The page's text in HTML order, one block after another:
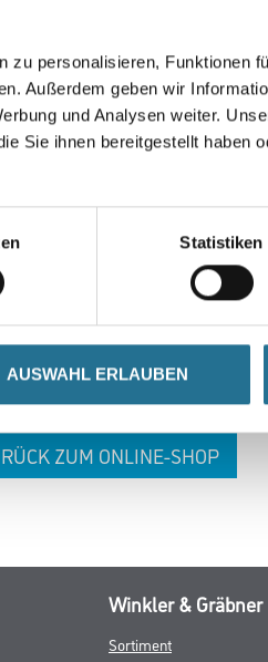
zu personalisieren, Funktionen
Außerdem geben wir
und Analysen weiter.
Sie ihnen bereitgestellt haben
Statistiken
AUSWAHL ERLAUBEN
unseren Online-Shop und
ZUM ONLINE-SHOP
Winkler & Gräbner
Sortiment